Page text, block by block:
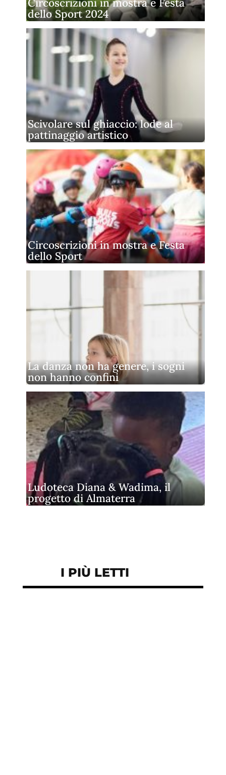
Circoscrizioni in mostra e Festa
dello Sport 2024
Scivolare sul ghiaccio: lode al
pattinaggio artistico
Circoscrizioni in mostra e Festa
dello Sport
La danza non ha genere, i sogni
non hanno confini
Ludoteca Diana & Wadima, il
progetto di Almaterra
I PIÙ LETTI